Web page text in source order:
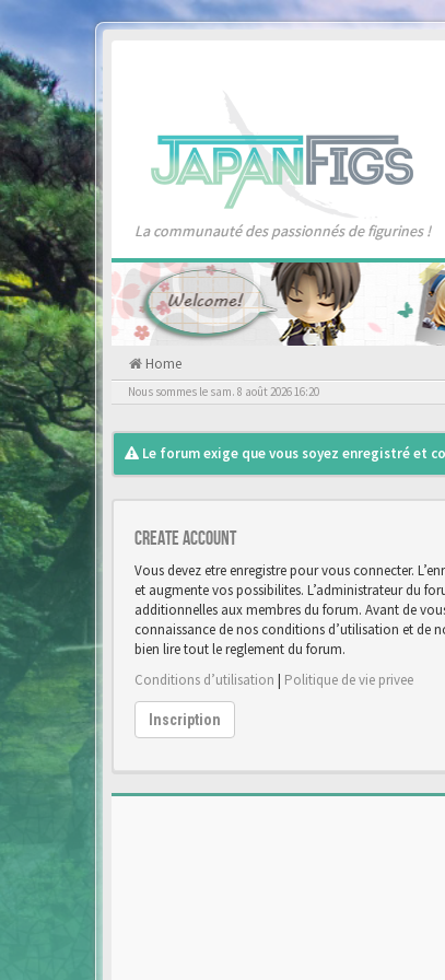
La communauté des passionnés de figurines !
Home
Nous sommes le sam. 8 août 2026 16:20
Le forum exige que vous soyez enregistré et
Create account
Vous devez etre enregistre pour vous connecter.
et augmente vos possibilites. L’administrateur du
additionnelles aux membres du forum. Avant de
connaissance de nos conditions d’utilisation et de
bien lire tout le reglement du forum.
Conditions d’utilisation | Politique de vie privee
Inscription